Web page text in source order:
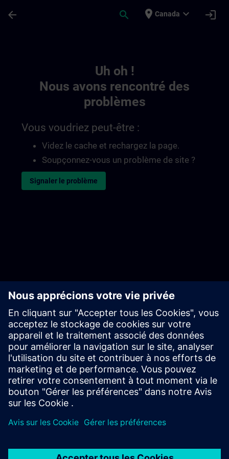
arrow_back search place Canada expand_more login
Uh oh !
Nous avons rencontré des
problèmes
Vous voudriez peut-être :
Videz le cache et rechargez la page.
Soupçonnez-vous un problème de site ?
Signaler le problème